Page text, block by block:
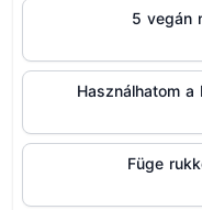
5 vegán
Használhatom a
Füge